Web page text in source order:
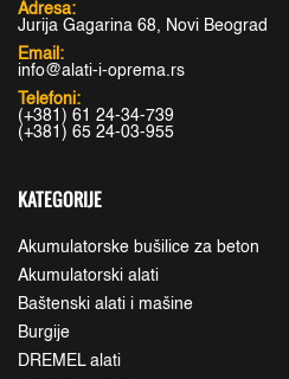
Adresa:
Jurija Gagarina 68, Novi Beograd
Email:
info@alati-i-oprema.rs
Telefoni:
(+381) 61 24-34-739
(+381) 65 24-03-955
KATEGORIJE
Akumulatorske bušilice za beton
Akumulatorski alati
Baštenski alati i mašine
Burgije
DREMEL alati